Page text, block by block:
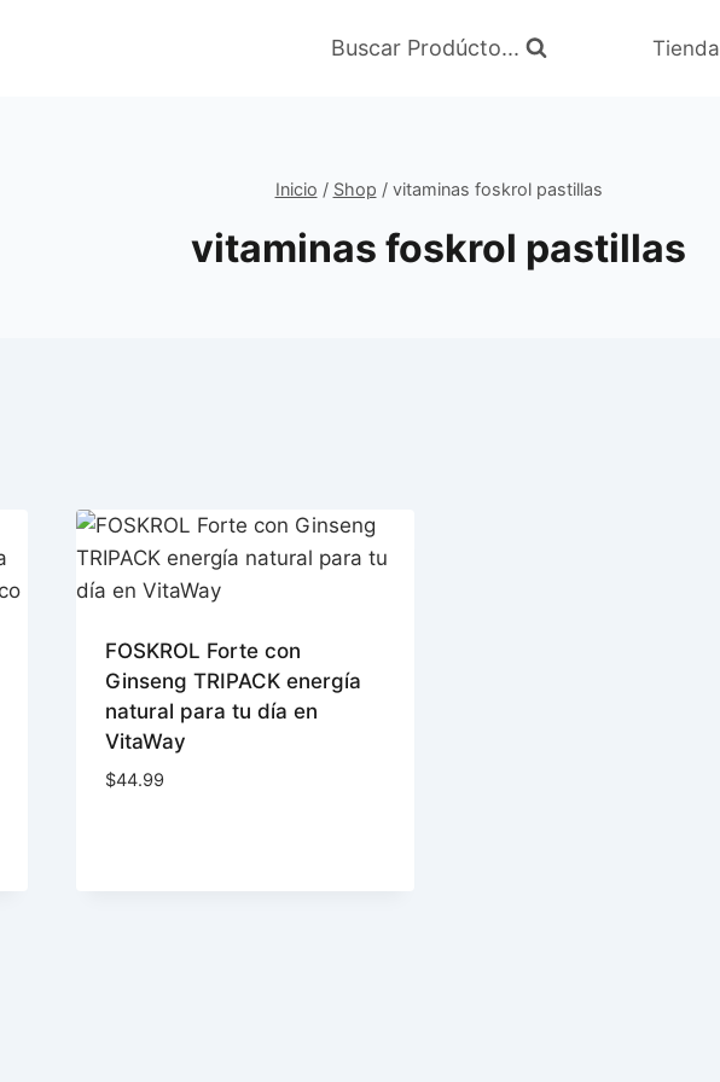
Buscar Prodúcto... Tienda
Inicio / Shop / vitaminas foskrol pastillas
vitaminas foskrol pastillas
FOSKROL Forte con
Ginseng TRIPACK energía
natural para tu día en
VitaWay
$44.99